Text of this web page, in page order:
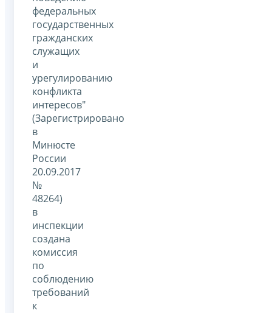
федеральных
государственных
гражданских
служащих
и
урегулированию
конфликта
интересов"
(Зарегистрировано
в
Минюсте
России
20.09.2017
№
48264)
в
инспекции
создана
комиссия
по
соблюдению
требований
к